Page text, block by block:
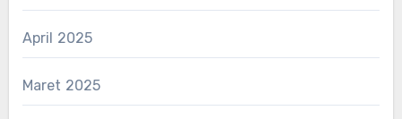
April 2025
Maret 2025